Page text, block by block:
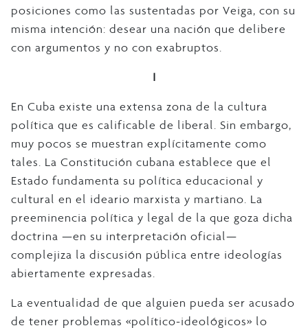
posiciones como las sustentadas por Veiga, con su
misma intención: desear una nación que delibere
con argumentos y no con exabruptos.
I
En Cuba existe una extensa zona de la cultura
política que es calificable de liberal. Sin embargo,
muy pocos se muestran explícitamente como
tales. La Constitución cubana establece que el
Estado fundamenta su política educacional y
cultural en el ideario marxista y martiano. La
preeminencia política y legal de la que goza dicha
doctrina —en su interpretación oficial—
complejiza la discusión pública entre ideologías
abiertamente expresadas.
La eventualidad de que alguien pueda ser acusado
de tener problemas «político-ideológicos» lo